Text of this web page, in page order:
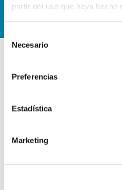
partir del uso que haya hecho
Necesario
Preferencias
Estadística
Marketing
Cursos
para tu
límites en el ámbito